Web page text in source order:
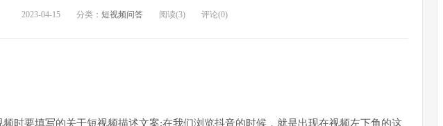
2023-04-15 分类： 短视频问答 阅读(3) 评论(0)
时要填写的关于短视频描述文案;在我们浏览抖音的时候，就是出现在视频左下角的这